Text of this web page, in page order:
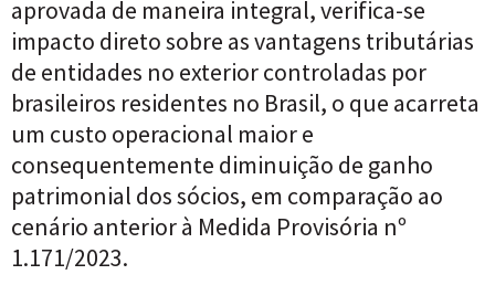
aprovada de maneira integral, verifica-se
impacto direto sobre as vantagens tributárias
de entidades no exterior controladas por
brasileiros residentes no Brasil, o que acarreta
um custo operacional maior e
consequentemente diminuição de ganho
patrimonial dos sócios, em comparação ao
cenário anterior à Medida Provisória nº
1.171/2023.